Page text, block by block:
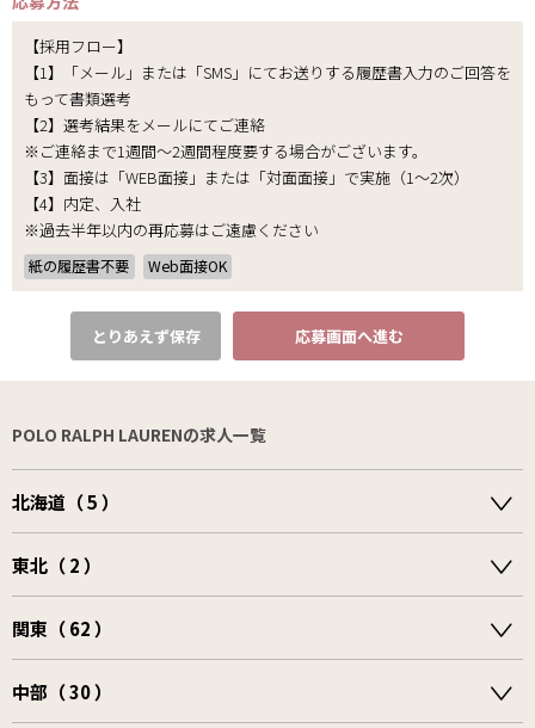
【採用フロー】
【1】「メール」または「SMS」にてお送りする履歴書入力のご回答を
もって書類選考
【2】選考結果をメールにてご連絡
※ご連絡まで1週間～2週間程度要する場合がございます。
【3】面接は「WEB面接」または「対面面接」で実施（1～2次）
【4】内定、入社
※過去半年以内の再応募はご遠慮ください
紙の履歴書不要 Web面接OK
とりあえず保存 応募画面へ進む
POLO RALPH LAURENの求人一覧
北海道（ 5 ）
東北（ 2 ）
関東（ 62 ）
中部（ 30 ）